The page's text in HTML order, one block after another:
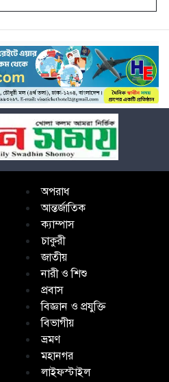
অপরাধ
আন্তর্জাতিক
ক্যাম্পাস
চাকুরী
জাতীয়
নারী ও শিশু
প্রবাস
বিজ্ঞান ও প্রযুক্তি
বিভাগীয়
ভ্রমণ
মহানগর
লাইফস্টাইল